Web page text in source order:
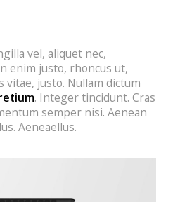
vel, aliquet nec,
enim justo, rhoncus ut,
vitae, justo. Nullam dictum
. Integer tincidunt. Cras
semper nisi. Aenean
Aeneaellus.